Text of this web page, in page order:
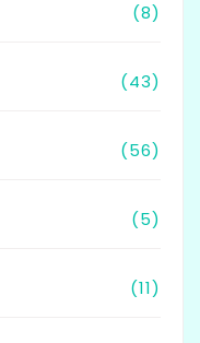
(8)
(43)
(56)
(5)
(11)